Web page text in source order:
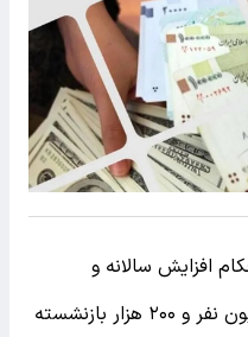
افزایش سالانه و
متناسب‌سازی ۱۴۰۵ حدود ۵ میلیون نفر و ۲۰۰ هزار بازنشسته